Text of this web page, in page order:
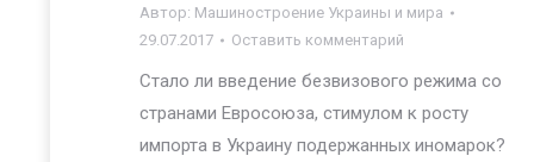
Автор: Машиностроение Украины и мира
29.07.2017
Оставить комментарий
Стало ли введение безвизового режима со
странами Евросоюза, стимулом к росту
импорта в Украину подержанных иномарок?